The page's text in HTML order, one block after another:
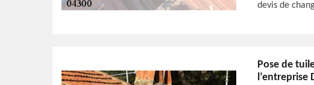
devis de
Pose de
l’entreprise